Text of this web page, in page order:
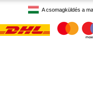
A csomagküldés a